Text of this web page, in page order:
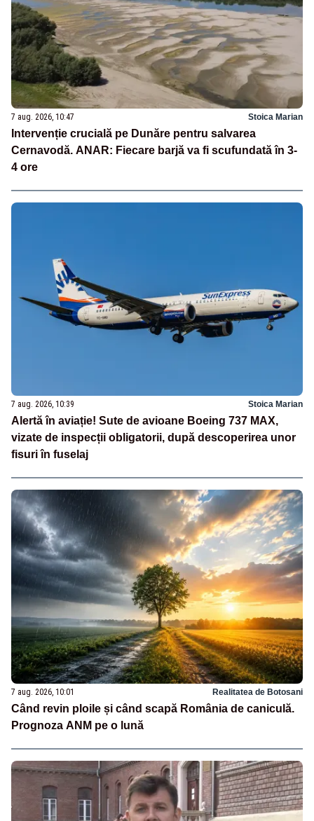
7 aug. 2026, 10:47 Stoica Marian
Intervenție crucială pe Dunăre pentru salvarea
Cernavodă. ANAR: Fiecare barjă va fi scufundată în 3-
4 ore
7 aug. 2026, 10:39 Stoica Marian
Alertă în aviație! Sute de avioane Boeing 737 MAX,
vizate de inspecții obligatorii, după descoperirea unor
fisuri în fuselaj
7 aug. 2026, 10:01 Realitatea de Botosani
Când revin ploile și când scapă România de caniculă.
Prognoza ANM pe o lună